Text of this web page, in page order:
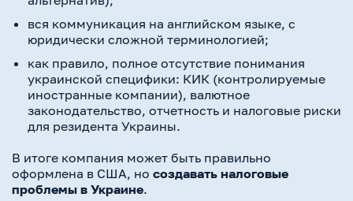
вся коммуникация на английском языке, с
юридически сложной терминологией;
как правило, полное отсутствие понимания
украинской специфики: КИК (контролируемые
иностранные компании), валютное
законодательство, отчетность и налоговые риски
для резидента Украины.
В итоге компания может быть правильно
оформлена в США, но создавать налоговые
проблемы в Украине.